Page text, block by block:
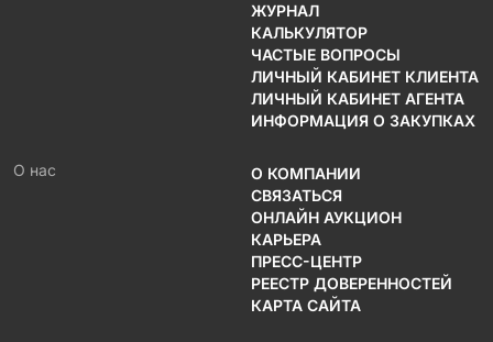
ЖУРНАЛ
КАЛЬКУЛЯТОР
ЧАСТЫЕ ВОПРОСЫ
ЛИЧНЫЙ КАБИНЕТ КЛИЕНТА
ЛИЧНЫЙ КАБИНЕТ АГЕНТА
ИНФОРМАЦИЯ О ЗАКУПКАХ
О нас
О КОМПАНИИ
СВЯЗАТЬСЯ
ОНЛАЙН АУКЦИОН
КАРЬЕРА
ПРЕСС-ЦЕНТР
РЕЕСТР ДОВЕРЕННОСТЕЙ
КАРТА САЙТА